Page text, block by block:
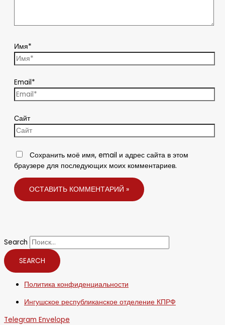
Имя*
Email*
Сайт
Сохранить моё имя, email и адрес сайта в этом
браузере для последующих моих комментариев.
Search
SEARCH
Политика конфиденциальности
Ингушское республиканское отделение КПРФ
Telegram Envelope